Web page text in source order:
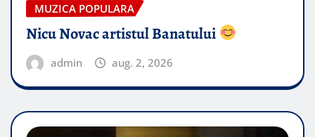
MUZICA POPULARA
Nicu Novac artistul Banatului
admin aug. 2, 2026